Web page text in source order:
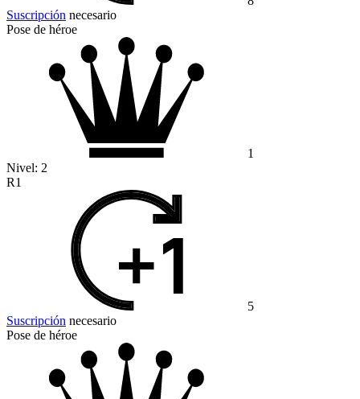
Suscripción necesario
Pose de héroe
1
Nivel: 2
R1
5
Suscripción necesario
Pose de héroe